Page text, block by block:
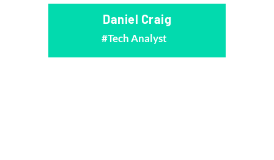
Daniel Craig
Tech Analyst